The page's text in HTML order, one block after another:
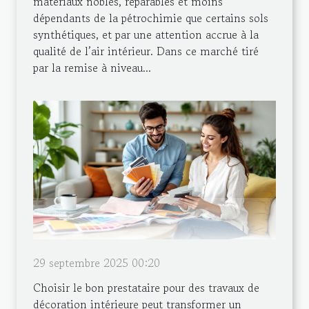
dépendants de la pétrochimie que certains sols
synthétiques, et par une attention accrue à la
qualité de l’air intérieur. Dans ce marché tiré
par la remise à niveau...
29 septembre 2025 00:20
Choisir le bon prestataire pour des travaux de
décoration intérieure peut transformer un